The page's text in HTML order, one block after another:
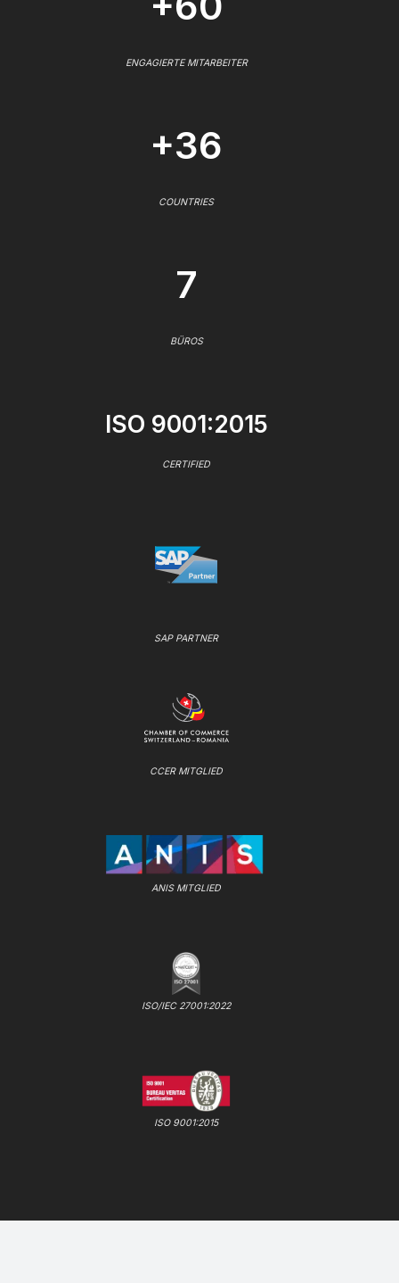
ENGAGIERTE MITARBEITER
+36
COUNTRIES
7
BÜROS
ISO 9001:2015
CERTIFIED
SAP PARTNER
CCER MITGLIED
ANIS MITGLIED
ISO/IEC 27001:2022
ISO 9001:2015